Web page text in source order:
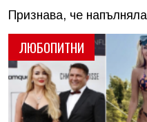
ЛЮБОПИТНИ
Признава, че